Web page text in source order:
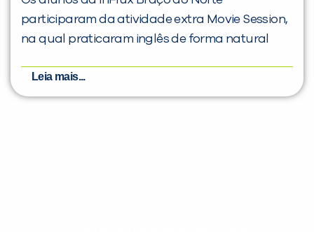
participaram da atividade extra Movie Session,
na qual praticaram inglês de forma natural
Leia mais...